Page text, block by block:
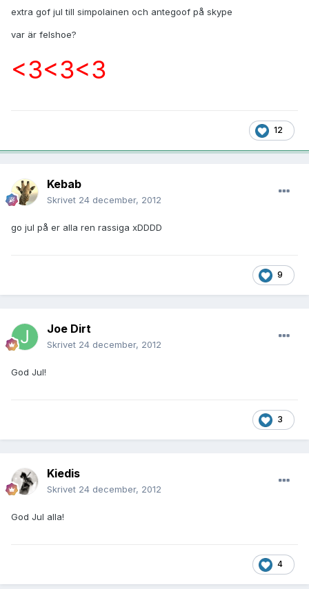
extra gof jul till simpolainen och antegoof på skype
var är felshoe?
<3<3<3
12
Kebab
Skrivet 24 december, 2012
go jul på er alla ren rassiga xDDDD
9
Joe Dirt
Skrivet 24 december, 2012
God Jul!
3
Kiedis
Skrivet 24 december, 2012
God Jul alla!
4